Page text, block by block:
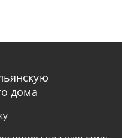
по запросу
дома